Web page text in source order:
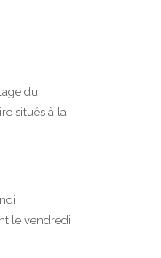
du
situés à la
le vendredi